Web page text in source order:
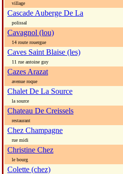
village
Cascade Auberge De La
polissal
Cavagnol (lou)
14 route rouergue
Caves Saint Blaise (les)
11 rue antoine guy
Cazes Arazat
avenue roque
Chalet De La Source
la source
Chateau De Creissels
restaurant
Chez Champagne
rue midi
Christine Chez
le bourg
Colette (chez)